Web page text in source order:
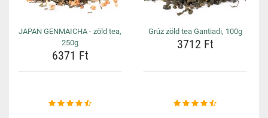
JAPAN GENMAICHA - zöld tea,
250g
6371 Ft
Grúz zöld tea Gantiadi, 100g
3712 Ft